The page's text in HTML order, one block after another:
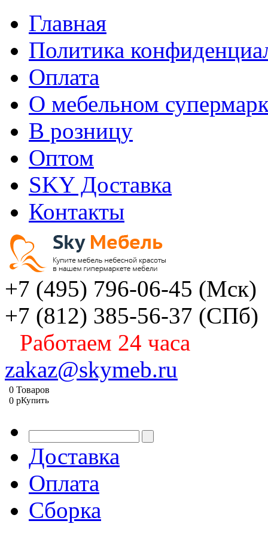
Главная
Политика
Оплата
О мебельном
В розницу
Оптом
SKY Доставка
Контакты
+7 (495) 796-06-45 (Мск)
+7 (812) 385-56-37 (СПб)
Работаем 24 часа
zakaz@skymeb.ru
0 Товаров
0 pКупить
Доставка
Оплата
Сборка